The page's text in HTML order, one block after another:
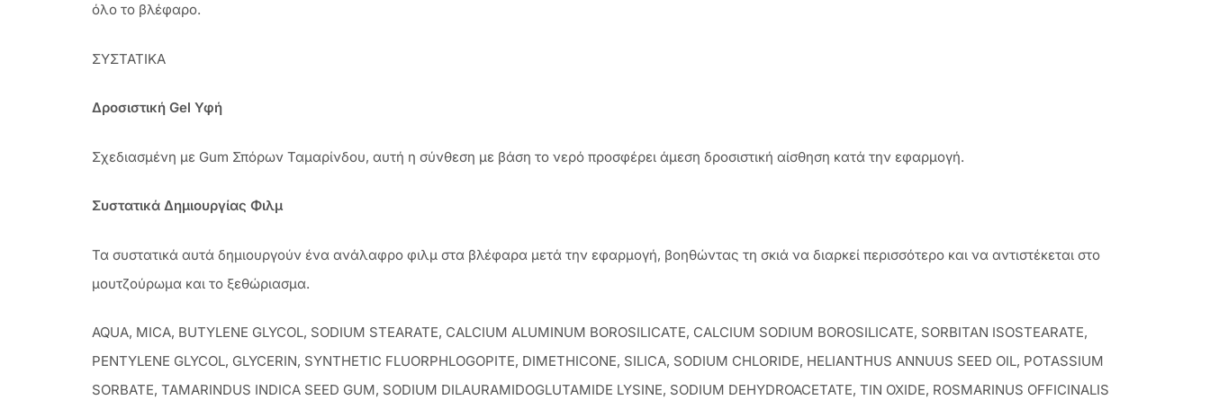
όλο το βλέφαρο.
ΣΥΣΤΑΤΙΚΑ
Δροσιστική Gel Υφή
Σχεδιασμένη με Gum Σπόρων Ταμαρίνδου, αυτή η σύνθεση με βάση το νερό προσφέρει άμεση δροσιστική αίσθηση κατά την εφαρμογή.
Συστατικά Δημιουργίας Φιλμ
Τα συστατικά αυτά δημιουργούν ένα ανάλαφρο φιλμ στα βλέφαρα μετά την εφαρμογή, βοηθώντας τη σκιά να διαρκεί περισσότερο και να αντιστέκεται στο
μουτζούρωμα και το ξεθώριασμα.
AQUA, MICA, BUTYLENE GLYCOL, SODIUM STEARATE, CALCIUM ALUMINUM BOROSILICATE, CALCIUM SODIUM BOROSILICATE, SORBITAN ISOSTEARATE,
PENTYLENE GLYCOL, GLYCERIN, SYNTHETIC FLUORPHLOGOPITE, DIMETHICONE, SILICA, SODIUM CHLORIDE, HELIANTHUS ANNUUS SEED OIL, POTASSIUM
SORBATE, TAMARINDUS INDICA SEED GUM, SODIUM DILAURAMIDOGLUTAMIDE LYSINE, SODIUM DEHYDROACETATE, TIN OXIDE, ROSMARINUS OFFICINALIS